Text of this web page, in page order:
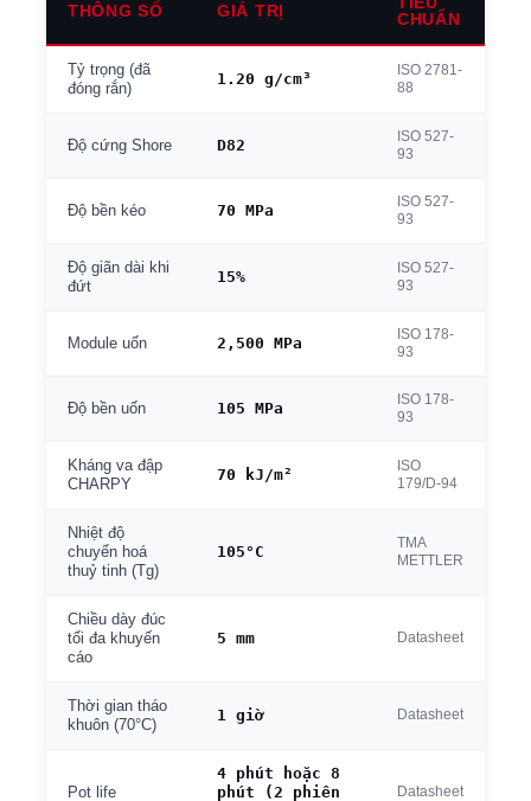
THÔNG SỐ GIÁ TRỊ
CHUẨN
Tỷ trọng (đã
đóng rắn)
1.20 g/cm³
ISO 2781-
88
Độ cứng Shore D82
ISO 527-
93
Độ bền kéo 70 MPa
ISO 527-
93
Độ giãn dài khi
đứt
15%
ISO 527-
93
Module uốn 2,500 MPa
ISO 178-
93
Độ bền uốn 105 MPa
ISO 178-
93
Kháng va đập
CHARPY
70 kJ/m²
ISO
179/D-94
Nhiệt độ
chuyển hoá
thuỷ tinh (Tg)
105°C
TMA
METTLER
Chiều dày đúc
tối đa khuyến
cáo
5 mm Datasheet
Thời gian tháo
khuôn (70°C)
1 giờ Datasheet
Pot life
4 phút hoặc 8
phút (2 phiên
Datasheet